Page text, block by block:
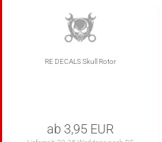
RE DECALS Skull Rotor
ab 3,95 EUR